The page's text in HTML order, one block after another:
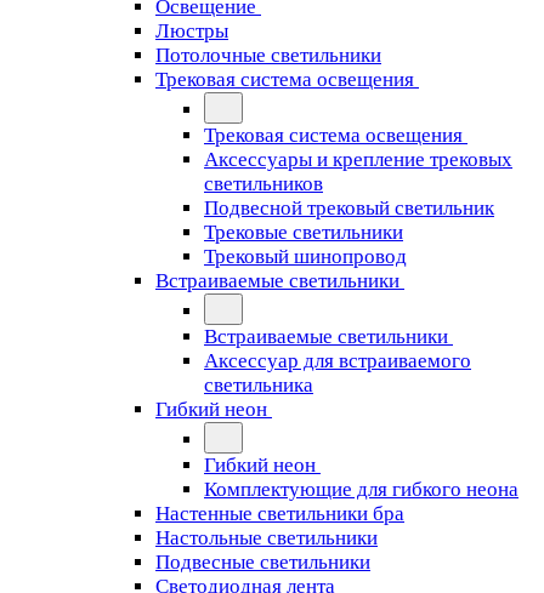
Освещение
Люстры
Потолочные светильники
Трековая система освещения
Трековая система освещения
Аксессуары и крепление трековых
светильников
Подвесной трековый светильник
Трековые светильники
Трековый шинопровод
Встраиваемые светильники
Встраиваемые светильники
Аксессуар для встраиваемого
светильника
Гибкий неон
Гибкий неон
Комплектующие для гибкого неона
Настенные светильники бра
Настольные светильники
Подвесные светильники
Светодиодная лента